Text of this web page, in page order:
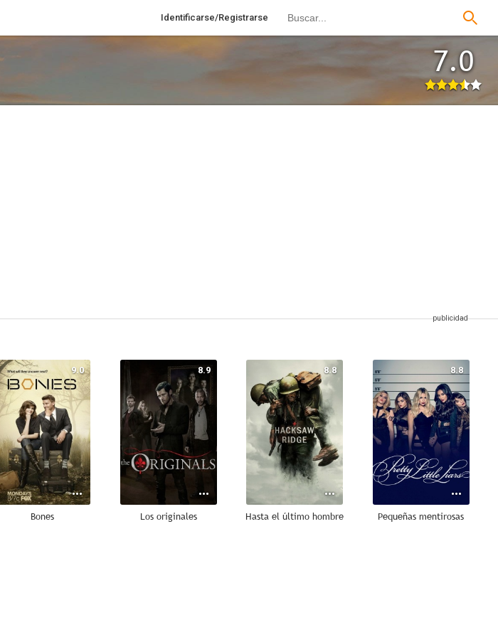
Identificarse/Registrarse
7.0
9.0
Bones
8.9
Los originales
8.8
Hasta el último hombre
8.8
Pequeñas mentirosas